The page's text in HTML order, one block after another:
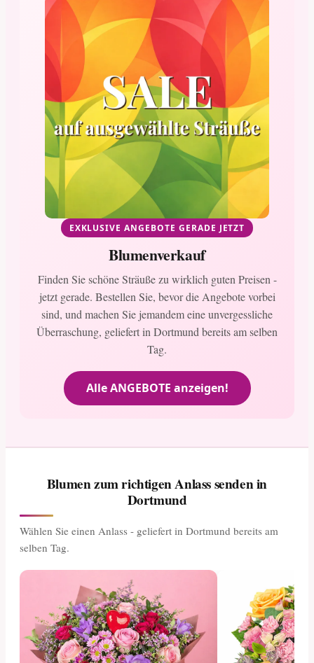
EXKLUSIVE ANGEBOTE GERADE JETZT
Blumenverkauf
Finden Sie schöne Sträuße zu wirklich guten Preisen -
jetzt gerade. Bestellen Sie, bevor die Angebote vorbei
sind, und machen Sie jemandem eine unvergessliche
Überraschung, geliefert in Dortmund bereits am selben
Tag.
Alle ANGEBOTE anzeigen!
Blumen zum richtigen Anlass senden in
Dortmund
Wählen Sie einen Anlass - geliefert in Dortmund bereits am
selben Tag.